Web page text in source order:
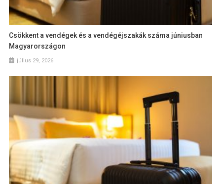
Csökkent a vendégek és a vendégéjszakák száma júniusban
Magyarországon
július 29, 2026